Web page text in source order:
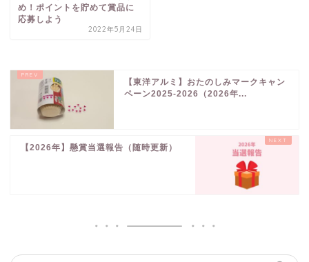
め！ポイントを貯めて賞品に
応募しよう
2022年5月24日
【東洋アルミ】おたのしみマークキャン
ペーン2025-2026（2026年...
【2026年】懸賞当選報告（随時更新）